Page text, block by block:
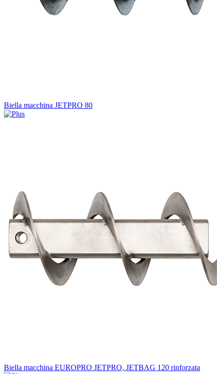
Biella macchina JETPRO 80
Biella macchina EUROPRO JETPRO, JETBAG 120 rinforzata